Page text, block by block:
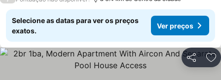
Selecione as datas para ver os preços
exatos.
Ver preços
Partilhar